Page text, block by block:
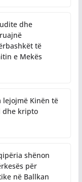
dhe
të
e Mekës
lejojmë Kinën të
dhe kripto
shënon
për
në Ballkan